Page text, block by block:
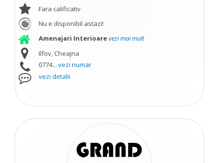
Fara calificativ
Nu e disponibil astazi!
Amenajari Interioarevezi mai mult
Ilfov, Cheajna
0774... vezi numar
vezi detalii